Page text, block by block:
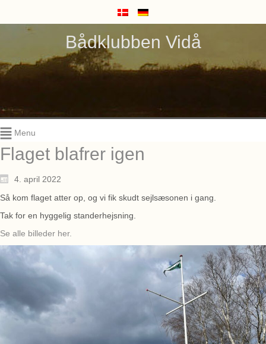
Bådklubben Vidå
Menu
Flaget blafrer igen
4. april 2022
Så kom flaget atter op, og vi fik skudt sejlsæsonen i gang.
Tak for en hyggelig standerhejsning.
Se alle billeder her.